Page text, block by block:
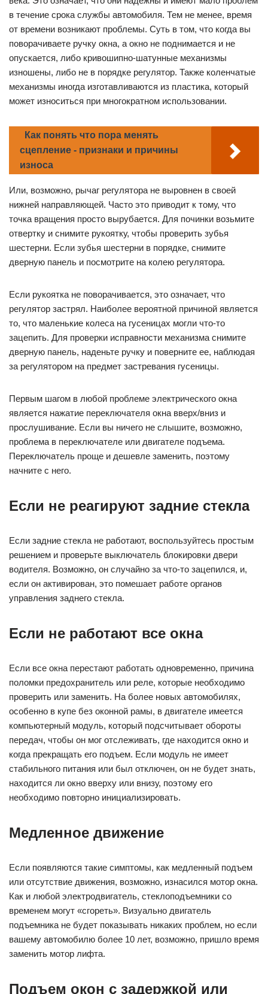
в течение срока службы автомобиля. Тем не менее, время
от времени возникают проблемы. Суть в том, что когда вы
поворачиваете ручку окна, а окно не поднимается и не
опускается, либо кривошипно-шатунные механизмы
изношены, либо не в порядке регулятор. Также коленчатые
механизмы иногда изготавливаются из пластика, который
может износиться при многократном использовании.
Как понять что пора менять
сцепление - признаки и причины
износа
Или, возможно, рычаг регулятора не выровнен в своей
нижней направляющей. Часто это приводит к тому, что
точка вращения просто вырубается. Для починки возьмите
отвертку и снимите рукоятку, чтобы проверить зубья
шестерни. Если зубья шестерни в порядке, снимите
дверную панель и посмотрите на колею регулятора.
Если рукоятка не поворачивается, это означает, что
регулятор застрял. Наиболее вероятной причиной является
то, что маленькие колеса на гусеницах могли что-то
зацепить. Для проверки исправности механизма снимите
дверную панель, наденьте ручку и поверните ее, наблюдая
за регулятором на предмет застревания гусеницы.
Первым шагом в любой проблеме электрического окна
является нажатие переключателя окна вверх/вниз и
прослушивание. Если вы ничего не слышите, возможно,
проблема в переключателе или двигателе подъема.
Переключатель проще и дешевле заменить, поэтому
начните с него.
Если не реагируют задние стекла
Если задние стекла не работают, воспользуйтесь простым
решением и проверьте выключатель блокировки двери
водителя. Возможно, он случайно за что-то зацепился, и,
если он активирован, это помешает работе органов
управления заднего стекла.
Если не работают все окна
Если все окна перестают работать одновременно, причина
поломки предохранитель или реле, которые необходимо
проверить или заменить. На более новых автомобилях,
особенно в купе без оконной рамы, в двигателе имеется
компьютерный модуль, который подсчитывает обороты
передач, чтобы он мог отслеживать, где находится окно и
когда прекращать его подъем. Если модуль не имеет
стабильного питания или был отключен, он не будет знать,
находится ли окно вверху или внизу, поэтому его
необходимо повторно инициализировать.
Медленное движение
Если появляются такие симптомы, как медленный подъем
или отсутствие движения, возможно, изнасился мотор окна.
Как и любой электродвигатель, стеклоподъемники со
временем могут «сгореть». Визуально двигатель
подъемника не будет показывать никаких проблем, но если
вашему автомобилю более 10 лет, возможно, пришло время
заменить мотор лифта.
Подъем окон с задержкой или